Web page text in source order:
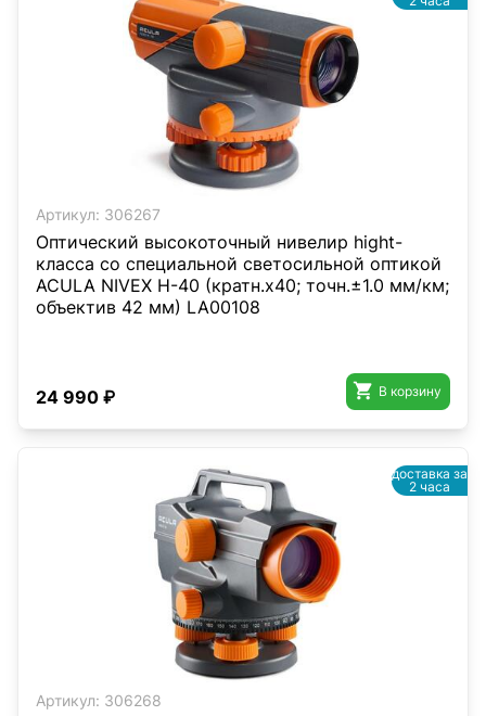
Артикул: 306267
Оптический высокоточный нивелир hight-
класса со специальной светосильной оптикой
ACULA NIVEX H-40 (кратн.х40; точн.±1.0 мм/км;
объектив 42 мм) LA00108
24 990 ₽  В корзину
Артикул: 306268
доставка за
2 часа